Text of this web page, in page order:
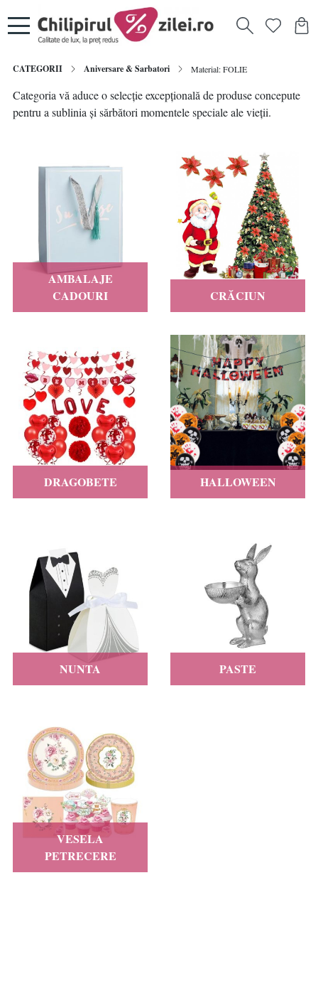
CATEGORII Aniversare & Sarbatori Material: FOLIE
Categoria vă aduce o selecție excepțională de produse concepute
pentru a sublinia și sărbători momentele speciale ale vieții.
AMBALAJE
CADOURI
CRĂCIUN
DRAGOBETE HALLOWEEN
NUNTA PASTE
VESELA
PETRECERE